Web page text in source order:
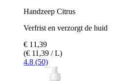
Handzeep Citrus
Verfrist en verzorgt de huid
€ 11,39
(€ 11,39 / L)
4.8 (50)